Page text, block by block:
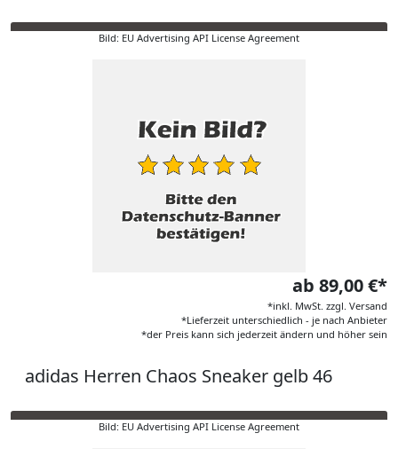
Bild: EU Advertising API License Agreement
ab 89,00 €*
*inkl. MwSt. zzgl. Versand
*Lieferzeit unterschiedlich - je nach Anbieter
*der Preis kann sich jederzeit ändern und höher sein
adidas Herren Chaos Sneaker gelb 46
Bild: EU Advertising API License Agreement